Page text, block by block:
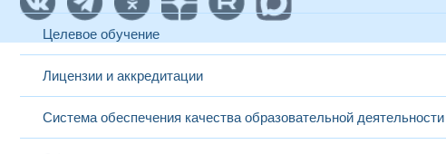
Целевое обучение
Лицензии и аккредитации
Система обеспечения качества образовательной деятельности